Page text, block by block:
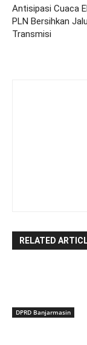
Antisipasi Cuaca
PLN Bersihkan
Transmisi
RELATED
DPRD Banjarmasin